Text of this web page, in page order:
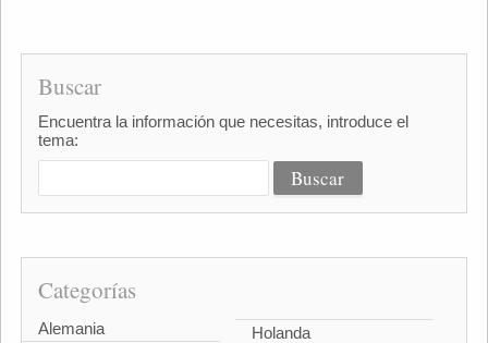
Buscar
Encuentra la información que necesitas, introduce el
tema:
Categorías
Alemania
Holanda